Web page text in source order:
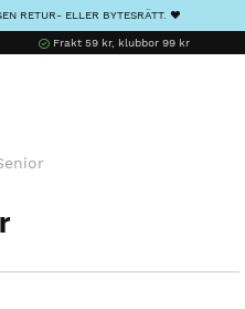
RETUR- ELLER BYTESRÄTT. ❤️
Frakt 59 kr, klubbor 99 kr